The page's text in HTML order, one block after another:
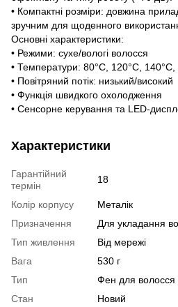
• Компактні розміри: довжина
зручним для щоденного
Основні характеристики:
• Режими: сухе/вологі волосся
• Температури: 80°C, 120°C, 140°C,
• Повітряний потік: низький/високий
• Функція швидкого охолодження
• Сенсорне керування та LED-
Характеристики
Гарантійний
термін
18
Колір корпусу
Металік
Призначення
Для укладання
Тип живлення
Від мережі
Вага
530 г
Тип
Фен для волосся
Стан
Новий